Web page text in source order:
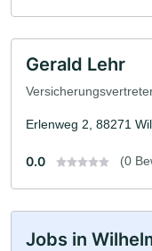
Gerald Lehr
Erlenweg 2, 88271
0.0 (0
Jobs in